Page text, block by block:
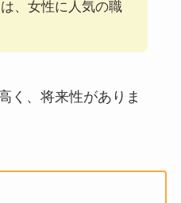
、女性に人気の職
く、将来性がありま